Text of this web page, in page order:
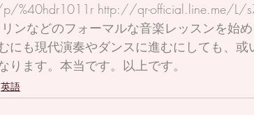
%40hdr1011r http://qr-official.line.me/L/
にも現代演奏やダンスに進むにしても、或
ります。本当です。以上です。
英語